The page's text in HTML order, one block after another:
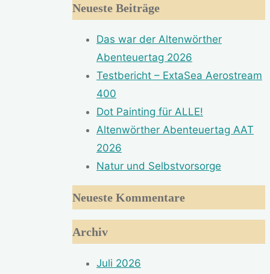
Neueste Beiträge
Das war der Altenwörther
Abenteuertag 2026
Testbericht – ExtaSea Aerostream
400
Dot Painting für ALLE!
Altenwörther Abenteuertag AAT
2026
Natur und Selbstvorsorge
Neueste Kommentare
Archiv
Juli 2026